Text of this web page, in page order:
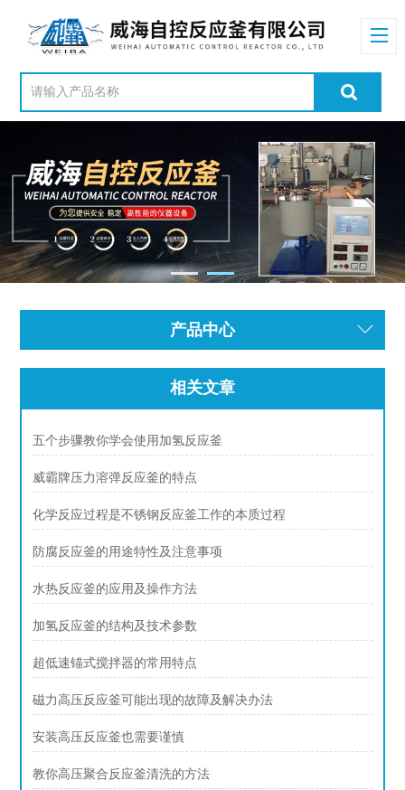
产品中心
相关文章
五个步骤教你学会使用加氢反应釜
威霸牌压力溶弹反应釜的特点
化学反应过程是不锈钢反应釜工作的本质过程
防腐反应釜的用途特性及注意事项
水热反应釜的应用及操作方法
加氢反应釜的结构及技术参数
超低速锚式搅拌器的常用特点
磁力高压反应釜可能出现的故障及解决办法
安装高压反应釜也需要谨慎
教你高压聚合反应釜清洗的方法